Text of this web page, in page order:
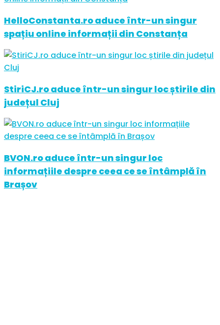
HelloConstanta.ro aduce într-un singur
spațiu online informații din Constanța
StiriCJ.ro aduce într-un singur loc știrile din
județul Cluj
BVON.ro aduce într-un singur loc
informațiile despre ceea ce se întâmplă în
Brașov